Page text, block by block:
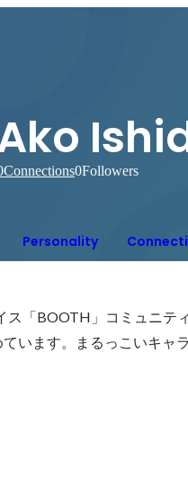
Connections0Followers
Personality
ス「BOOTH」コミュニテ